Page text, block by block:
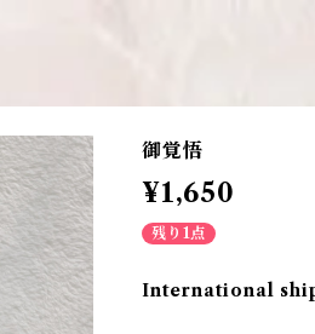
御覚悟
¥1,650
残り1点
International